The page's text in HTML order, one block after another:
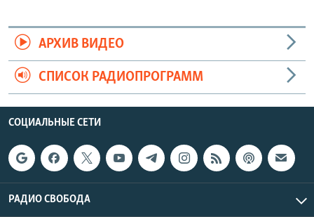
АРХИВ ВИДЕО
СПИСОК РАДИОПРОГРАММ
СОЦИАЛЬНЫЕ СЕТИ
РАДИО СВОБОДА